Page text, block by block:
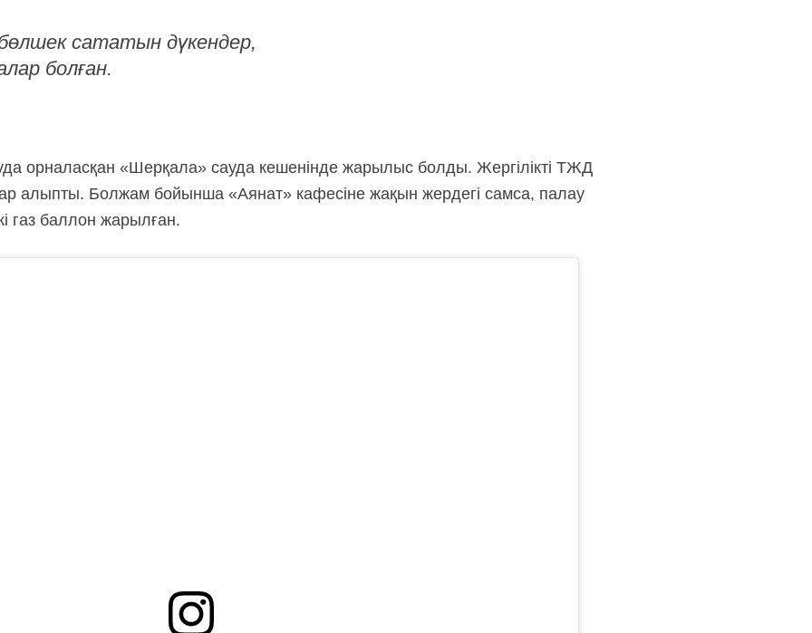
сататын дүкендер,
болған.
орналасқан «Шерқала» сауда кешенінде жарылыс болды. Жергілікті ТЖД
алыпты. Болжам бойынша «Аянат» кафесіне жақын жердегі самса, палау
газ баллон жарылған.